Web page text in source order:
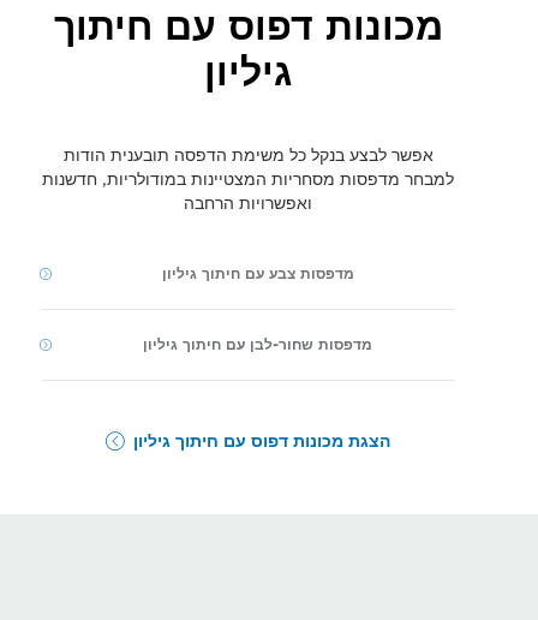
מכונות דפוס עם חיתוך
גיליון
אפשר לבצע בנקל כל משימת הדפסה תובענית הודות
למבחר מדפסות מסחריות המצטיינות במודולריות, חדשנות
ואפשרויות הרחבה
מדפסות צבע עם חיתוך גיליון
מדפסות שחור-לבן עם חיתוך גיליון
הצגת מכונות דפוס עם חיתוך גיליון